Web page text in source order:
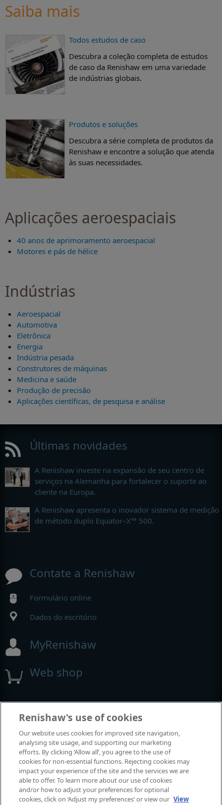
Saiba mais
Todos estudos de caso
Descubra a coleção completa de estudos
de caso da Renishaw em uma variedade
de indústrias globais.
Produtos e soluções
Descubra a série completa de produtos da
Renishaw e encontre a solução que atenda
às suas necessidades.
Aplicações aeroespaciais
40 anos de aprimoramento aeroespacial
Motores e pás de hélice
Indústrias
Aeroespacial
Automotiva
Eletrônica
Energia
Indústria pesada
Construtores de máquinas
Medicina e saúde
Produção de precisão
Aplicações científicas, de pesquisa e análise
Últimas novidades
A Renishaw investe na expansão de seu centro de
serviços na Alemanha para fortalecer o suporte ao
cliente na Europa.
A Renishaw apresenta o inovador sistema de medição
de método duplo Equator–X™ 500.
Contate a Renishaw
Formulário online
Dados do escritório
MyRenishaw
Web shop
Exposições e conferências
Eventos em que estamos participando
Renishaw's use of cookies
Our website uses cookies for improved site navigation,
analysing site usage, and supporting our marketing
efforts. By clicking ‘Allow all’, you agree to the use of
cookies for non-essential functions. Rejecting cookies may
impact your experience of the site and the services we are
able to offer. To learn more about our use of cookies
and/or how to adjust your preferences for optional
cookies, click on ‘Adjust my preferences’ or view our View